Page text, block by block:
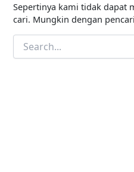
Sepertinya kami tidak dapat
cari. Mungkin dengan